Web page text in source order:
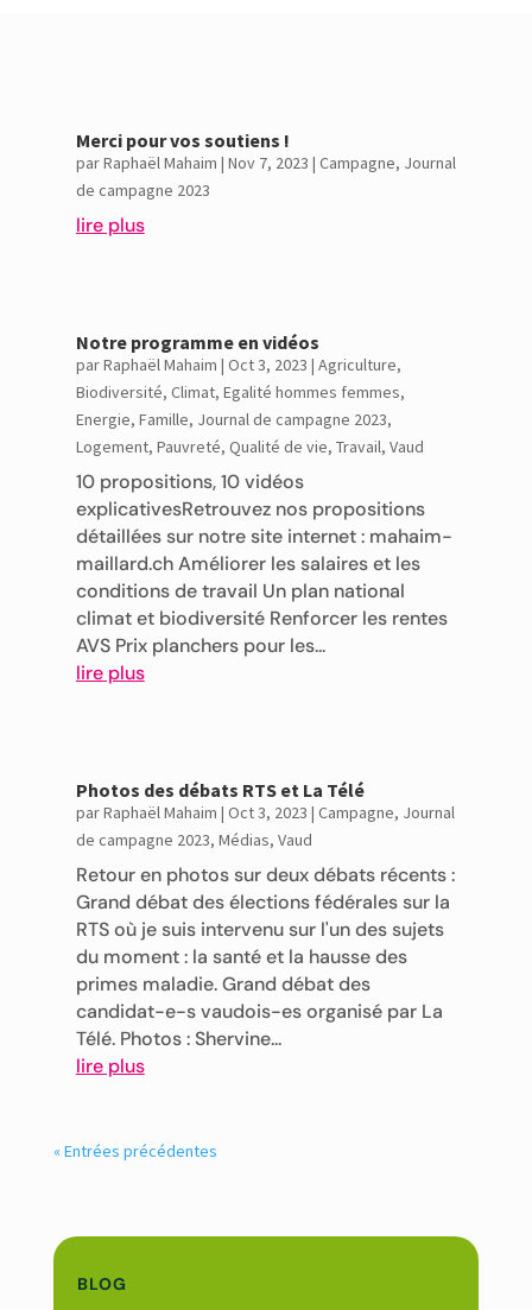
Merci pour vos soutiens !
parRaphaël Mahaim | Nov 7, 2023 | Campagne, Journal
de campagne 2023
lire plus
Notre programme en vidéos
parRaphaël Mahaim | Oct 3, 2023 | Agriculture,
Biodiversité, Climat, Egalité hommes femmes,
Energie, Famille, Journal de campagne 2023,
Logement, Pauvreté, Qualité de vie, Travail, Vaud
10 propositions, 10 vidéos
explicativesRetrouvez nos propositions
détaillées sur notre site internet : mahaim-
maillard.ch Améliorer les salaires et les
conditions de travail Un plan national
climat et biodiversité Renforcer les rentes
AVS Prix planchers pour les...
lire plus
Photos des débats RTS et La Télé
parRaphaël Mahaim | Oct 3, 2023 | Campagne, Journal
de campagne 2023, Médias, Vaud
Retour en photos sur deux débats récents :
Grand débat des élections fédérales sur la
RTS où je suis intervenu sur l'un des sujets
du moment : la santé et la hausse des
primes maladie. Grand débat des
candidat-e-s vaudois-es organisé par La
Télé. Photos : Shervine...
lire plus
« Entrées précédentes
BLOG